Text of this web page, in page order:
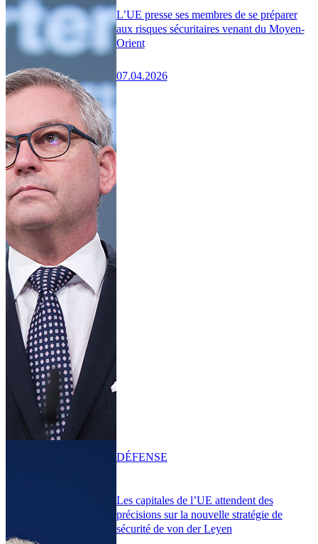
L’UE presse ses membres de se préparer
aux risques sécuritaires venant du Moyen-
Orient
07.04.2026
Les capitales de l’UE attendent des
précisions sur la nouvelle stratégie de
sécurité de von der Leyen
DÉFENSE